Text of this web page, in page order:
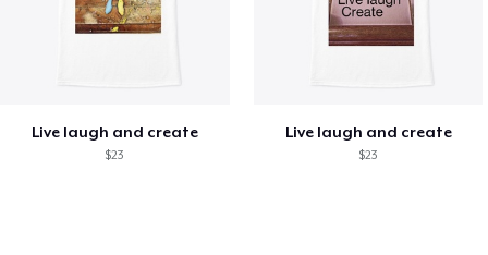
Live laugh and create
$23
Live laugh and create
$23